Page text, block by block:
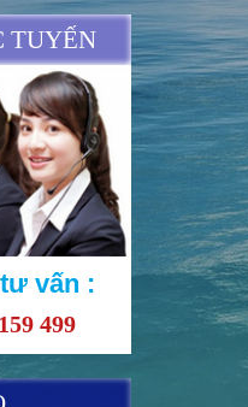
TUYẾN
vấn :
499